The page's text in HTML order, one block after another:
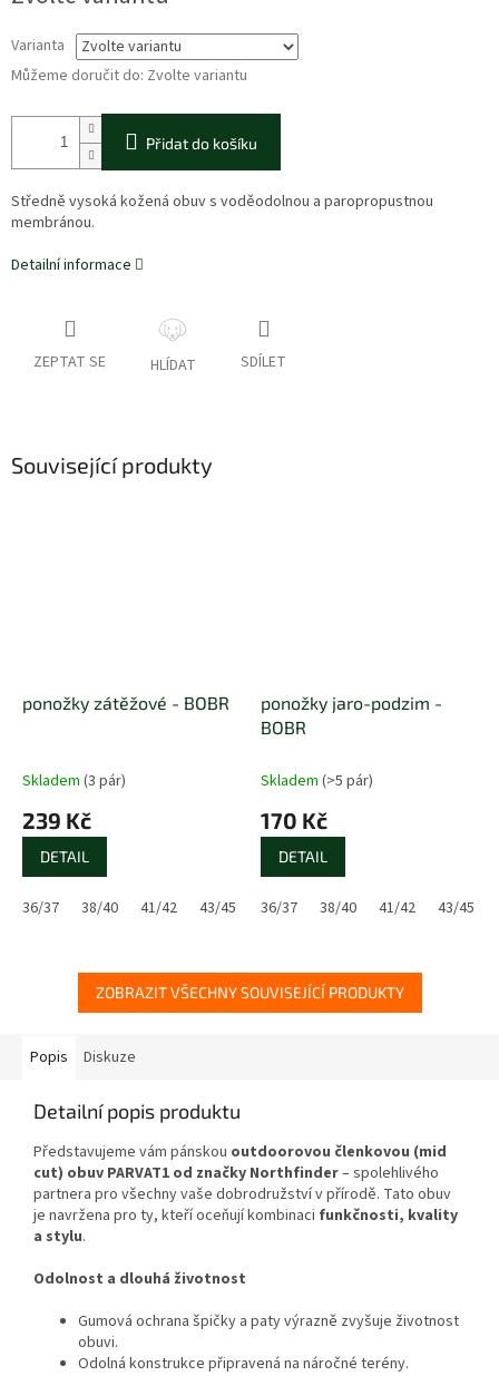
Varianta
Můžeme doručit do: Zvolte variantu
Přidat do košíku
Středně vysoká kožená obuv s voděodolnou a paropropustnou
membránou.
Detailní informace
ZEPTAT SE HLÍDAT SDÍLET
Související produkty
ponožky zátěžové - BOBR
Skladem (3 pár)
239 Kč
DETAIL
36/37 38/40 41/42 43/45 46/48 48/50
ponožky jaro-podzim -
BOBR
Skladem (>5 pár)
170 Kč
DETAIL
36/37 38/40 41/42 43/45
ZOBRAZIT VŠECHNY SOUVISEJÍCÍ PRODUKTY
Popis Diskuze
Detailní popis produktu
Představujeme vám pánskou outdoorovou členkovou (mid
cut) obuv PARVAT1 od značky Northfinder– spolehlivého
partnera pro všechny vaše dobrodružství v přírodě. Tato obuv
je navržena pro ty, kteří oceňují kombinaci funkčnosti, kvality
a stylu.
Odolnost a dlouhá životnost
Gumová ochrana špičky a paty výrazně zvyšuje životnost
obuvi.
Odolná konstrukce připravená na náročné terény.